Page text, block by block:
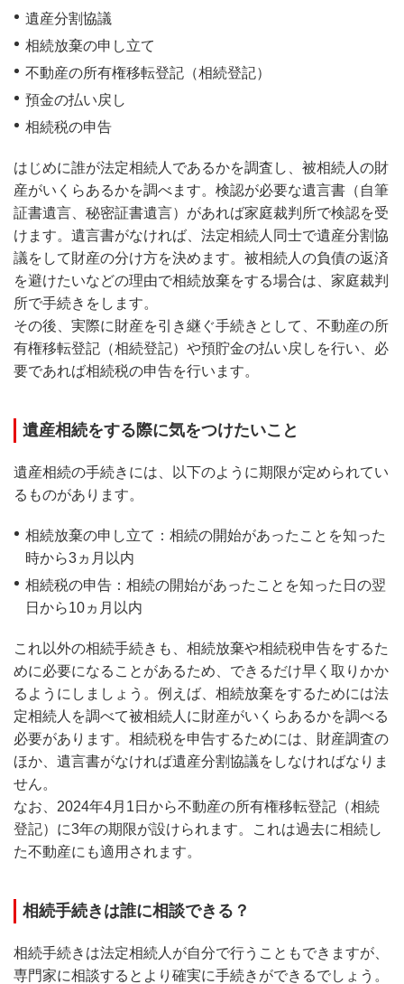
遺産分割協議
相続放棄の申し立て
不動産の所有権移転登記（相続登記）
預金の払い戻し
相続税の申告
はじめに誰が法定相続人であるかを調査し、被相続人の財
産がいくらあるかを調べます。検認が必要な遺言書（自筆
証書遺言、秘密証書遺言）があれば家庭裁判所で検認を受
けます。遺言書がなければ、法定相続人同士で遺産分割協
議をして財産の分け方を決めます。被相続人の負債の返済
を避けたいなどの理由で相続放棄をする場合は、家庭裁判
所で手続きをします。
その後、実際に財産を引き継ぐ手続きとして、不動産の所
有権移転登記（相続登記）や預貯金の払い戻しを行い、必
要であれば相続税の申告を行います。
遺産相続をする際に気をつけたいこと
遺産相続の手続きには、以下のように期限が定められてい
るものがあります。
相続放棄の申し立て：相続の開始があったことを知った
時から3ヵ月以内
相続税の申告：相続の開始があったことを知った日の翌
日から10ヵ月以内
これ以外の相続手続きも、相続放棄や相続税申告をするた
めに必要になることがあるため、できるだけ早く取りかか
るようにしましょう。例えば、相続放棄をするためには法
定相続人を調べて被相続人に財産がいくらあるかを調べる
必要があります。相続税を申告するためには、財産調査の
ほか、遺言書がなければ遺産分割協議をしなければなりま
せん。
なお、2024年4月1日から不動産の所有権移転登記（相続
登記）に3年の期限が設けられます。これは過去に相続し
た不動産にも適用されます。
相続手続きは誰に相談できる？
相続手続きは法定相続人が自分で行うこともできますが、
専門家に相談するとより確実に手続きができるでしょう。